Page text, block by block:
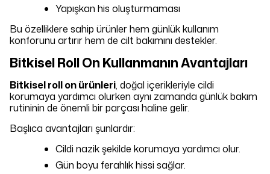
Yapışkan his oluşturmaması
Bu özelliklere sahip ürünler hem günlük kullanım
konforunu artırır hem de cilt bakımını destekler.
Bitkisel Roll On Kullanmanın Avantajları
Bitkisel roll on ürünleri, doğal içerikleriyle cildi
korumaya yardımcı olurken aynı zamanda günlük bakım
rutininin de önemli bir parçası haline gelir.
Başlıca avantajları şunlardır:
Cildi nazik şekilde korumaya yardımcı olur.
Gün boyu ferahlık hissi sağlar.